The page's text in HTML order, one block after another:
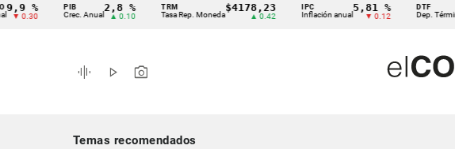
Cintillo
indicadores
económicos
PIB
Crec. Anual
2,8 %
▲ 0.10
TRM
Tasa Rep. Moneda
$4178,23
▲ 0.42
IPC
Inflación anual
5,81 %
▼ 0.12
DTF
Dep. Término Fijo
graphic_eq play_arrow photo_camera
Temas recomendados